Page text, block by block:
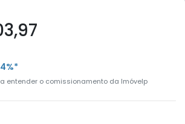
entender o comissionamento da Imóvelp